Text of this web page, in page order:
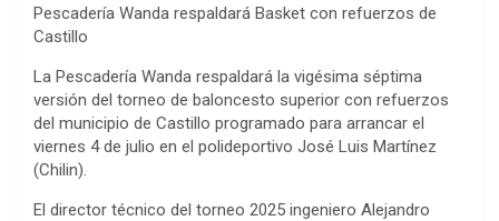
Pescadería Wanda respaldará Basket con refuerzos de
Castillo
La Pescadería Wanda respaldará la vigésima séptima
versión del torneo de baloncesto superior con refuerzos
del municipio de Castillo programado para arrancar el
viernes 4 de julio en el polideportivo José Luis Martínez
(Chilin).
El director técnico del torneo 2025 ingeniero Alejandro